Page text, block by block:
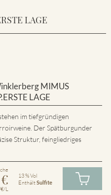
LAGE
MIMUS
LAGE
im tiefgründigen
Der Spätburgunder
Struktur, feingliedriges
€
L
13 % Vol
EnthältSulfite